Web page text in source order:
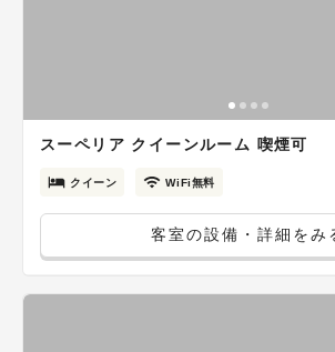
スーペリア クイーンルーム 喫煙可
クイーン WiFi無料
客室の設備・詳細をみ